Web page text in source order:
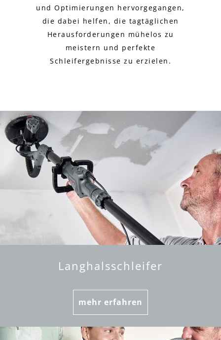
und Optimierungen hervorgegangen,
die dabei helfen, die tagtäglichen
Herausforderungen mühelos zu
meistern und perfekte
Schleifergebnisse zu erzielen.
Langhalsschleifer
mehr erfahren